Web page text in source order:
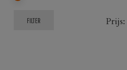
FILTER Prijs: